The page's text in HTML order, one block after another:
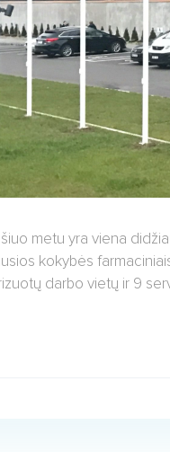
šiuo metu yra viena
kokybės
darbo vietų ir 9